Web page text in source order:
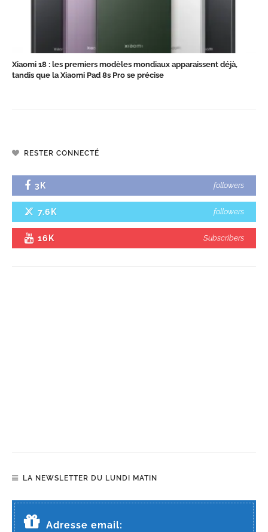
Xiaomi 18 : les premiers modèles mondiaux apparaissent déjà,
tandis que la Xiaomi Pad 8s Pro se précise
RESTER CONNECTÉ
3K followers
7.6K followers
16K Subscribers
LA NEWSLETTER DU LUNDI MATIN
Adresse email: